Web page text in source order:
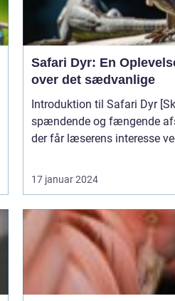
Safari Dyr: En
over det sædvanlige
Introduktion til Safari Dyr [Skriv et
spændende og fængende
der får læserens interesse
17 januar 2024